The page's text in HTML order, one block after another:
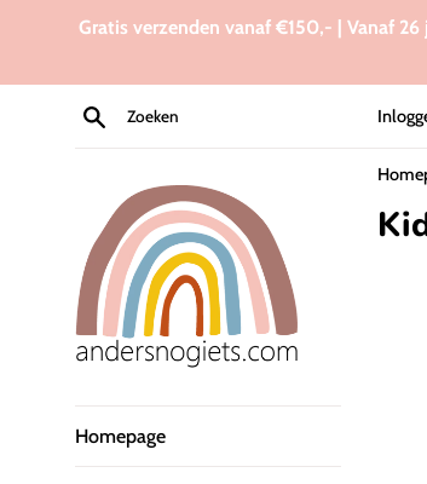
Gratis verzenden vanaf €150,- | Vanaf
Zoeken
Homepage